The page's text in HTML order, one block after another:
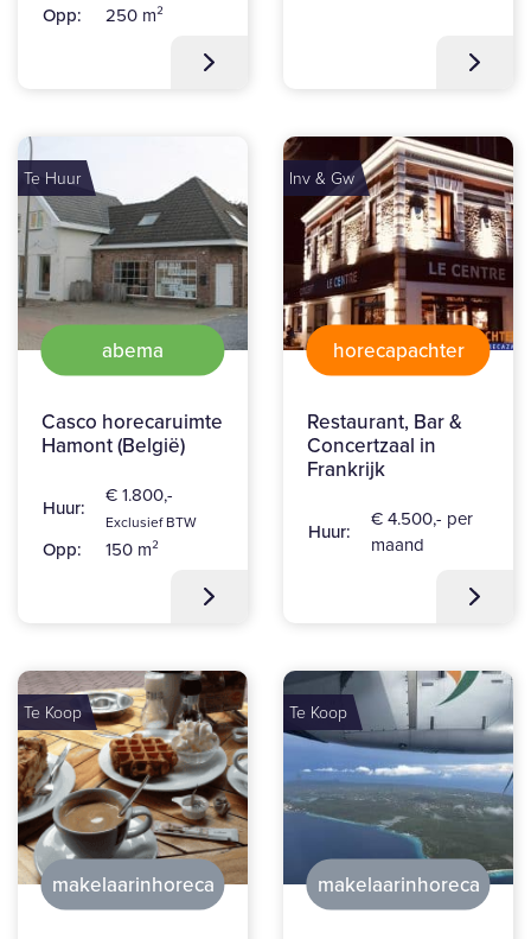
Opp: 250 m²
Te Huur
abema
Casco horecaruimte
Hamont (België)
Huur:
€ 1.800,-
Exclusief BTW
Opp: 150 m²
Inv & Gw
horecapachter
Restaurant, Bar &
Concertzaal in
Frankrijk
Huur:
€ 4.500,- per
maand
Te Koop
makelaarinhoreca
Te Koop
makelaarinhoreca